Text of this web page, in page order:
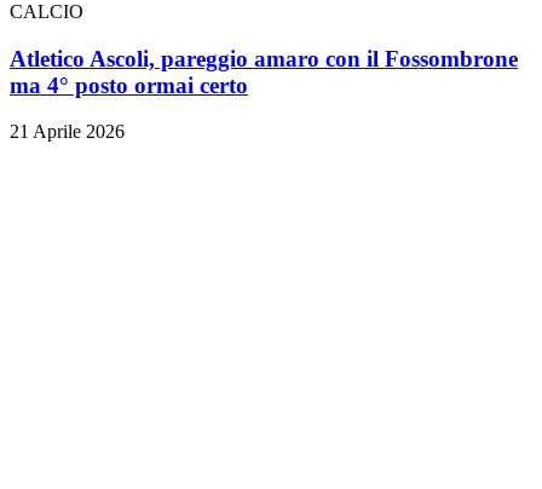
CALCIO
Atletico Ascoli, pareggio amaro con il Fossombrone
ma 4° posto ormai certo
21 Aprile 2026